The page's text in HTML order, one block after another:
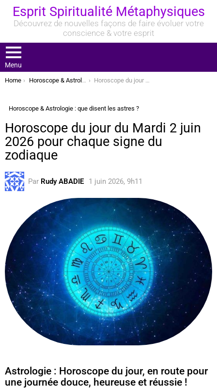
Esprit Spiritualité Métaphysiques
Découvrez de nouvelles façons de faire évoluer votre
conscience & votre esprit
Menu
You are here:
Home Horoscope & Astrologie : que disent les astres ? Horoscope du jour du Mardi 2 juin 2026 pour chaque signe du zodiaque
Horoscope & Astrologie : que disent les astres ?
Horoscope du jour du Mardi 2 juin
2026 pour chaque signe du
zodiaque
Par Rudy ABADIE 1 juin 2026, 9h11
Astrologie : Horoscope du jour, en route pour
une journée douce, heureuse et réussie !